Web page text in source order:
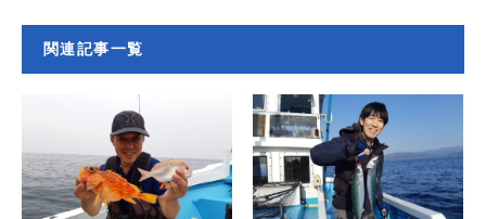
関連記事一覧